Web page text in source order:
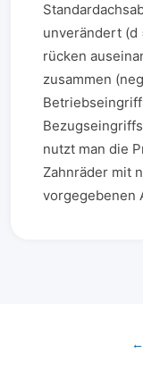
unverändert (d
rücken
zusammen
nutzt man die
Zahnräder mit
vorgegebenen